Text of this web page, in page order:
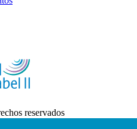
reservados